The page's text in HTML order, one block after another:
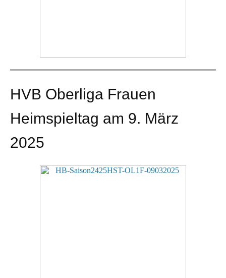
HVB Oberliga Frauen
Heimspieltag am 9. März
2025